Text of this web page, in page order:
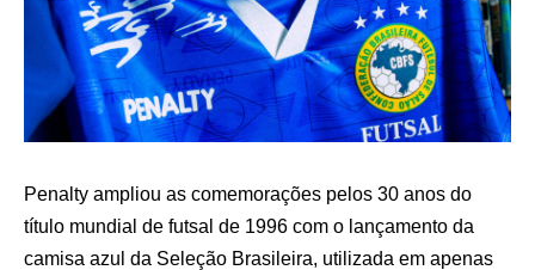
Penalty ampliou as comemorações pelos 30 anos do
título mundial de futsal de 1996 com o lançamento da
camisa azul da Seleção Brasileira, utilizada em apenas